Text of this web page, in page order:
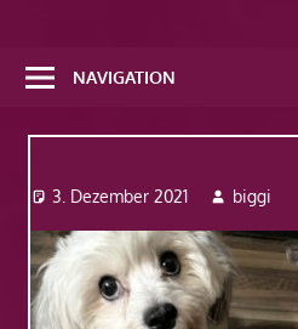
weitere
Website
NAVIGATION
3. Dezember 2021 biggi